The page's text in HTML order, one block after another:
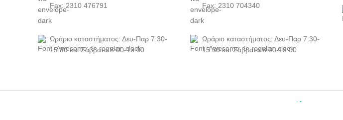
Fax: 2310 476791
Ωράριο καταστήματος: Δευ-Παρ 7:30-
15:30 και Σάββατο 8:00-13:00
Fax: 2310 704340
Ωράριο καταστήματος: Δευ-Παρ 7:30-
15:30 και Σάββατο 8:00-13:00